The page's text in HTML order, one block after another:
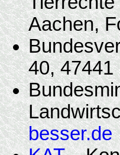
Aachen,
40,
besser.de